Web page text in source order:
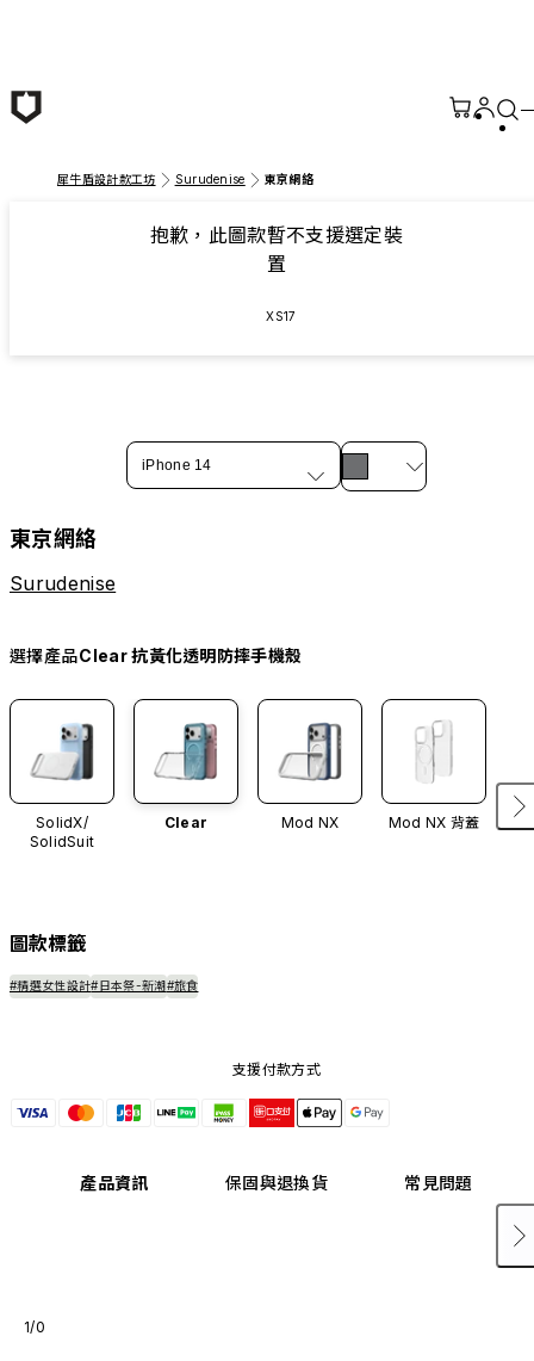
犀牛盾設計款工坊 Surudenise 東京網絡
抱歉，此圖款暫不支援選定裝
置
XS17
iPhone 14
東京網絡
Surudenise
選擇產品Clear 抗黃化透明防摔手機殼
SolidX/
SolidSuit
Clear Mod NX Mod NX 背蓋
圖款標籤
#精選女性設計#日本祭-新潮#旅食
支援付款方式
產品資訊 保固與退換貨 常見問題
1/0